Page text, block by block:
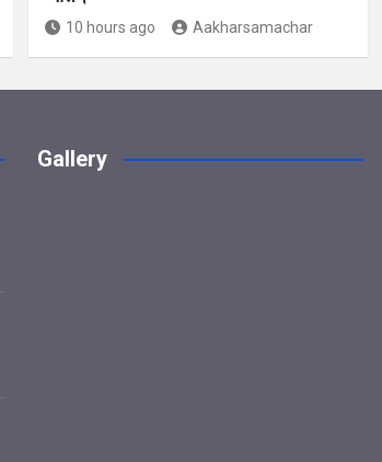
10 hours ago Aakharsamachar
Gallery